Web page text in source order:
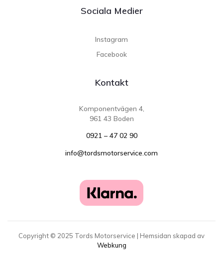
Sociala Medier
Instagram
Facebook
Kontakt
Komponentvägen 4,
961 43 Boden
0921 – 47 02 90
info@tordsmotorservice.com
Copyright © 2025 Tords Motorservice | Hemsidan skapad av
Webkung